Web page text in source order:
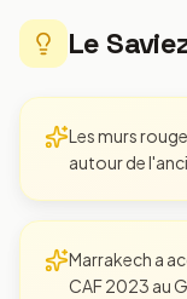
Le
Les murs
autour de
Marrakech a
CAF 2023 au